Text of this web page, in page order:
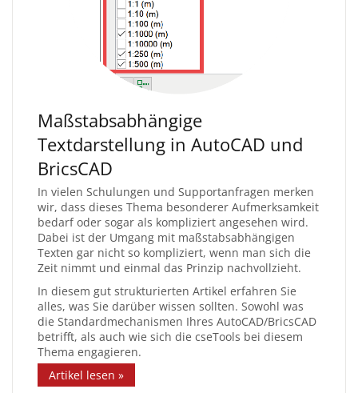
Maßstabsabhängige
Textdarstellung in AutoCAD und
BricsCAD
In vielen Schulungen und Supportanfragen merken
wir, dass dieses Thema besonderer Aufmerksamkeit
bedarf oder sogar als kompliziert angesehen wird.
Dabei ist der Umgang mit maßstabsabhängigen
Texten gar nicht so kompliziert, wenn man sich die
Zeit nimmt und einmal das Prinzip nachvollzieht.
In diesem gut strukturierten Artikel erfahren Sie
alles, was Sie darüber wissen sollten. Sowohl was
die Standardmechanismen Ihres AutoCAD/BricsCAD
betrifft, als auch wie sich die cseTools bei diesem
Thema engagieren.
Artikel lesen »